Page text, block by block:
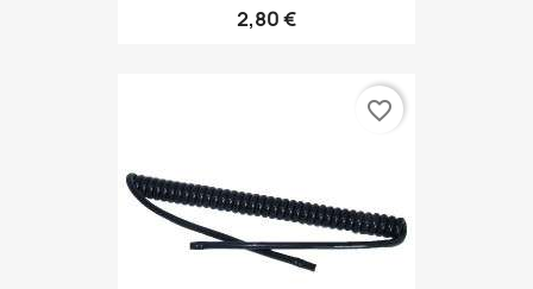
2,80 €
favorite_border